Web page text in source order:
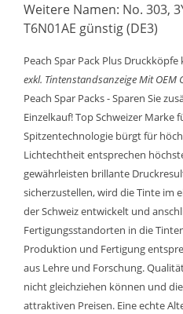
Weitere Namen: No. 303,
T6N01AE günstig (DE3)
Peach Spar Pack Plus
exkl. TintenstandsanzeigeMit OEM
Peach Spar Packs - Sparen Sie
Einzelkauf! Top Schweizer
Spitzentechnologie bürgt für
Lichtechtheit entsprechen
gewährleisten brillante
sicherzustellen, wird die Tinte im
der Schweiz entwickelt und
Fertigungsstandorten in die
Produktion und Fertigung
aus Lehre und Forschung.
nicht gleichziehen können und
attraktiven Preisen. Eine echte